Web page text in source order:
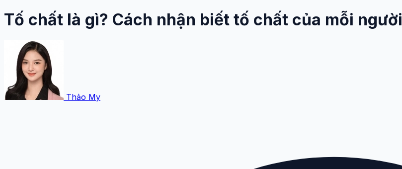
Tố chất là gì? Cách nhận biết tố chất của mỗi người
Thảo My